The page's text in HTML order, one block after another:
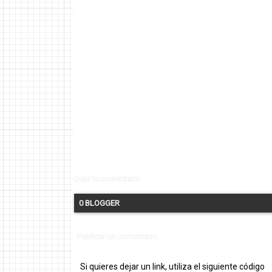
0 BLOGGER
Si quieres dejar un link, utiliza el siguiente código